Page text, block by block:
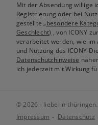
Mit der Absendung willige
Registrierung oder bei
gestellte„besondere
Geschlecht) , von ICONY
verarbeitet werden, wie im
und Nutzung des ICONY-
Datenschutzhinweise
ich jederzeit mit Wirkung
© 2026 - liebe-in-
Impressum
Datenschutz